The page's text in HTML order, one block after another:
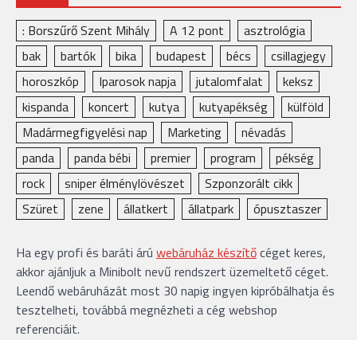
: Borszűrő Szent Mihály
A 12 pont
asztrológia
bak
bartók bika budapest bécs
csillagjegy
horoszkóp
Iparosok napja jutalomfalat
keksz
kispanda
koncert kutya kutyapékség
külföld
Madármegfigyelési nap
Marketing
névadás
panda
panda bébi premier program
pékség
rock
sniper élménylövészet
Szponzorált cikk
Szüret
zene állatkert állatpark ópusztaszer
Ha egy profi és baráti árú webáruház készítőcéget keres,
akkor ajánljuk a Minibolt nevű rendszert üzemeltető céget.
Leendő webáruházát most 30 napig ingyen kipróbálhatja és
tesztelheti, továbbá megnézheti a cég webshop
referenciáit.